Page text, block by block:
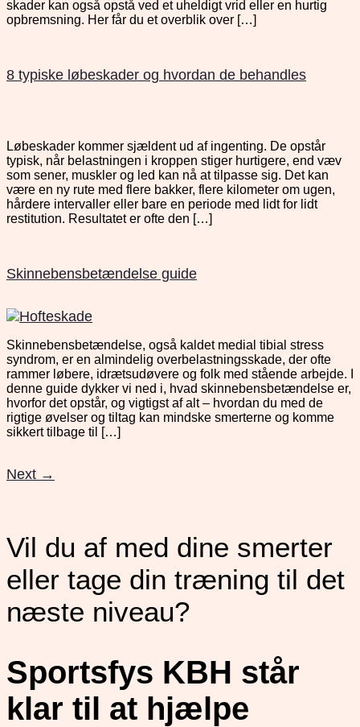
skader kan også opstå ved et uheldigt vrid eller en hurtig
opbremsning. Her får du et overblik over […]
8 typiske løbeskader og hvordan de behandles
Løbeskader kommer sjældent ud af ingenting. De opstår
typisk, når belastningen i kroppen stiger hurtigere, end væv
som sener, muskler og led kan nå at tilpasse sig. Det kan
være en ny rute med flere bakker, flere kilometer om ugen,
hårdere intervaller eller bare en periode med lidt for lidt
restitution. Resultatet er ofte den […]
Skinnebensbetændelse guide
Skinnebensbetændelse, også kaldet medial tibial stress
syndrom, er en almindelig overbelastningsskade, der ofte
rammer løbere, idrætsudøvere og folk med stående arbejde. I
denne guide dykker vi ned i, hvad skinnebensbetændelse er,
hvorfor det opstår, og vigtigst af alt – hvordan du med de
rigtige øvelser og tiltag kan mindske smerterne og komme
sikkert tilbage til […]
Next →
Vil du af med dine smerter
eller tage din træning til det
næste niveau?
Sportsfys KBH står
klar til at hjælpe